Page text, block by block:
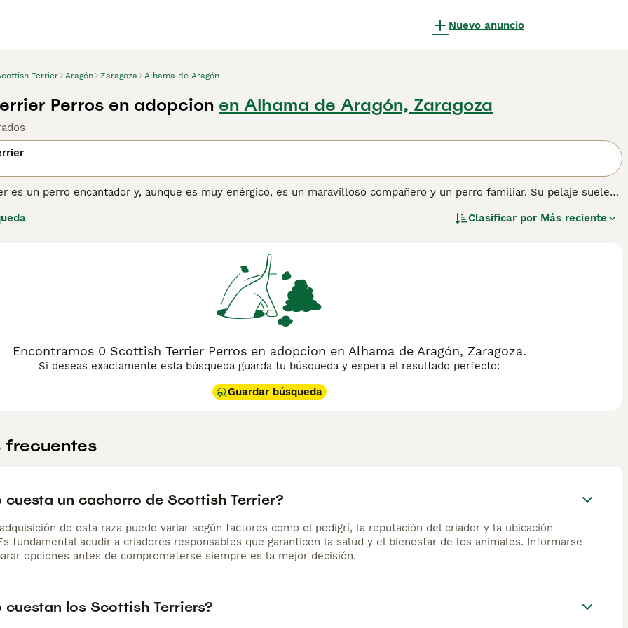
Nuevo anuncio
Terrier Aragón Zaragoza Alhama de Aragón
Perros en adopcion en Alhama de Aragón, Zaragoza
es un perro encantador y, aunque es muy enérgico, es un maravilloso compañero y un perro familiar. Su pelaje suele
pelo corto muy característico, lo que se suma a su apariencia encantadora. A menudo se les llama Aberdeenies y se
para obtener información sobre esta raza de perro.
Clasificar por Más reciente
Encontramos 0 Scottish Terrier Perros en adopcion en Alhama de Aragón, Zaragoza.
Si deseas exactamente esta búsqueda guarda tu búsqueda y espera el resultado perfecto:
Guardar búsqueda
frecuentes
cuesta un cachorro de Scottish Terrier?
de esta raza puede variar según factores como el pedigrí, la reputación del criador y la ubicación
fundamental acudir a criadores responsables que garanticen la salud y el bienestar de los animales. Informarse
opciones antes de comprometerse siempre es la mejor decisión.
cuestan los Scottish Terriers?